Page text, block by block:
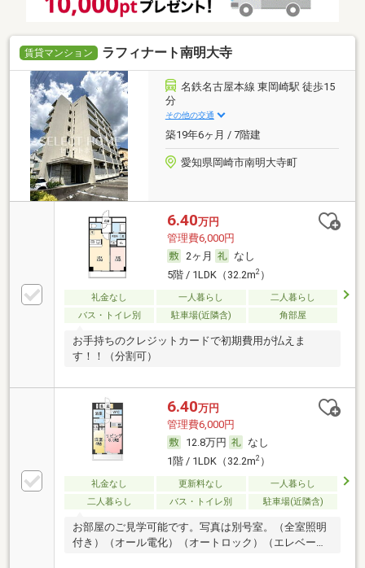
賃貸マンション ラフィナート南明大寺
名鉄名古屋本線 東岡崎駅 徒歩15
分
その他の交通
築19年6ヶ月 / 7階建
愛知県岡崎市南明大寺町
6.40万円
管理費6,000円
2ヶ月
なし
5階 / 1LDK（32.2m2）
礼金なし 一人暮らし
二人暮らし
バス・トイレ別
駐車場(近隣含) 角部屋
お手持ちのクレジットカードで初期費用が払えま
す！！（分割可）
6.40万円
管理費6,000円
12.8万円
なし
1階 / 1LDK（32.2m2）
礼金なし 更新料なし
一人暮らし
二人暮らし
バス・トイレ別 駐車場(近隣含)
お部屋のご見学可能です。写真は別号室。（全室照明
付き）（オール電化）（オートロック）（エレベータ